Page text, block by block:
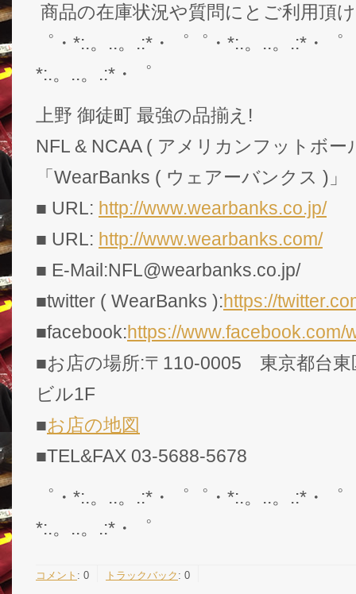
商品の在庫状況や質問にとご利用頂
゜・*:.。..。.:*・゜゜・*:.。..。.:*・
*:.。..。.:*・゜
上野 御徒町 最強の品揃え!
NFL & NCAA ( アメリカンフットボー
「WearBanks ( ウェアーバンクス )」
■ URL: http://www.wearbanks.co.jp/
■ URL: http://www.wearbanks.com/
■ E-Mail:NFL@wearbanks.co.jp/
■twitter ( WearBanks ):https://
■facebook:https://www.facebook.com/
■お店の場所:〒110-0005 東京都台
ビル1F
■お店の地図
■TEL&FAX 03-5688-5678
゜・*:.。..。.:*・゜゜・*:.。..。.:*・
*:.。..。.:*・゜
コメント : 0 トラックバック : 0